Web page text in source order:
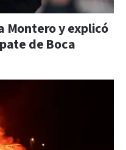
Montero y explicó
de Boca